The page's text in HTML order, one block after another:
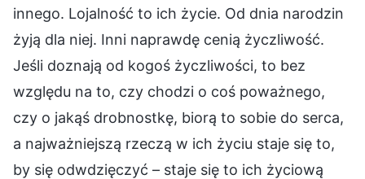
innego. Lojalność to ich życie. Od dnia narodzin
żyją dla niej. Inni naprawdę cenią życzliwość.
Jeśli doznają od kogoś życzliwości, to bez
względu na to, czy chodzi o coś poważnego,
czy o jakąś drobnostkę, biorą to sobie do serca,
a najważniejszą rzeczą w ich życiu staje się to,
by się odwdzięczyć – staje się to ich życiową